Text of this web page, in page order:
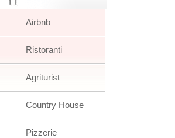
Airbnb
Ristoranti
Agriturist
Country House
Pizzerie